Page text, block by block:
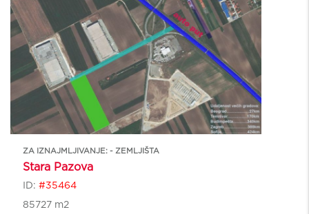
ZA IZNAJMLJIVANJE: - ZEMLJIŠTA
Stara Pazova
ID: #35464
85727 m2